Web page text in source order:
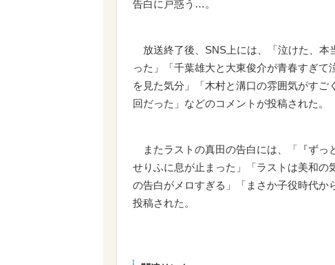
告白に戸惑う…。
放送終了後、SNS上には、「泣けた、本
った」「千葉雄大と大東俊介が青春すぎ
を見た気分」「木村と溝口の雰囲気がす
回だった」などのコメントが投稿された。
またラストの真田の告白には、「『ずっ
せりふに息が止まった」「ラストは美和
の告白がメロすぎる」「まさか子役時代か
投稿された。